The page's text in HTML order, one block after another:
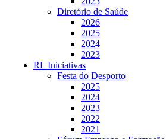
Diretório de Saúde
2026
2025
2024
2023
RL Iniciativas
Festa do Desporto
2025
2024
2023
2022
2021